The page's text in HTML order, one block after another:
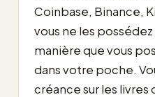
Coinbase, Binance,
vous ne les
manière que vous
dans votre poche.
créance sur les livres